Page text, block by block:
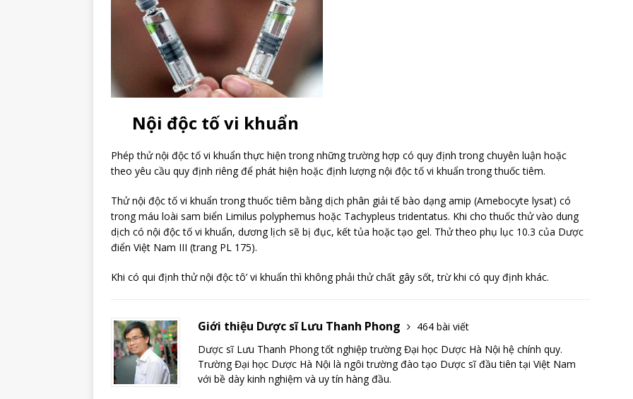
Nội độc tố vi khuẩn
Phép thử nội độc tố vi khuẩn thực hiện trong những trường hợp có quy định trong chuyên luận hoặc
theo yêu cầu quy định riêng để phát hiện hoặc định lượng nội độc tố vi khuẩn trong thuốc tiêm.
Thử nội độc tố vi khuẩn trong thuốc tiêm bằng dịch phân giải tế bào dạng amip (Amebocyte lysat) có
trong máu loài sam biển Limilus polyphemus hoặc Tachypleus tridentatus. Khi cho thuốc thử vào dung
dịch có nội độc tố vi khuẩn, dương lịch sẽ bị đục, kết tủa hoặc tạo gel. Thử theo phụ lục 10.3 của Dược
điển Việt Nam III (trang PL 175).
Khi có qui định thử nội độc tô’ vi khuẩn thì không phải thử chất gây sốt, trừ khi có quy định khác.
Giới thiệu Dược sĩ Lưu Thanh Phong
464 bài viết
Dược sĩ Lưu Thanh Phong tốt nghiệp trường Đại học Dược Hà Nội hệ chính quy.
Trường Đại học Dược Hà Nội là ngôi trường đào tạo Dược sĩ đầu tiên tại Việt Nam
với bề dày kinh nghiệm và uy tín hàng đầu.